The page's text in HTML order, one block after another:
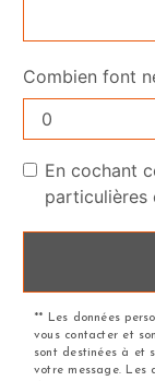
Combien font
En cochant
particulières
** Les données
vous contacter et
sont destinées à et
votre message. Les